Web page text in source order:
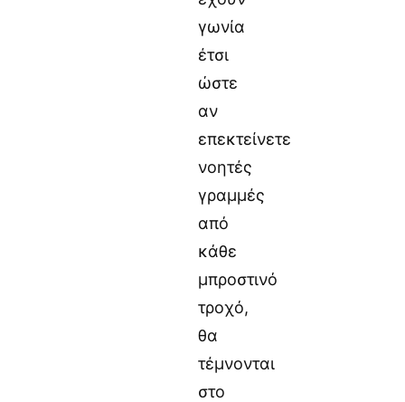
γωνία
έτσι
ώστε
αν
επεκτείνετε
νοητές
γραμμές
από
κάθε
μπροστινό
τροχό,
θα
τέμνονται
στο